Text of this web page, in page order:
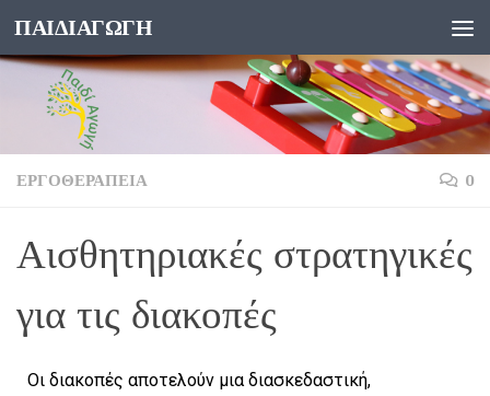
Skip to content
ΠΑΙΔΙΑΓΩΓΗ
ΕΡΓΟΘΕΡΑΠΕΊΑ 0
Αισθητηριακές στρατηγικές
για τις διακοπές
Οι διακοπές αποτελούν μια διασκεδαστική,